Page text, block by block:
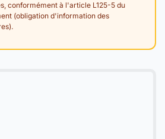
conformément à l'article L125-5 du
(obligation d'information des